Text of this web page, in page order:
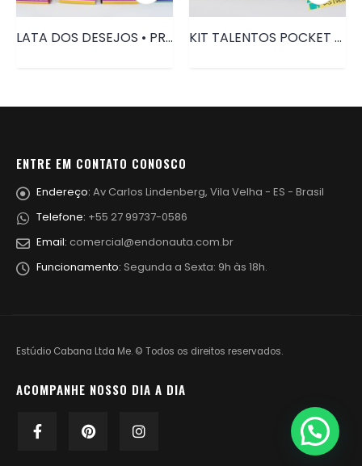
LATA DOS DESEJOS • PRD007 KIT TALENTOS POCKET • PRD005
ENTRE EM CONTATO CONOSCO
Endereço: Av Carlos Lindenberg, Vila Velha - ES - Brasil
Telefone: +55 27 99737-0586
Email: comercial@endonauta.com.br
Funcionamento: Segunda a Sexta: 9h às 18h.
Estúdio Cabana Ltda Me. © Todos os direitos reservados.
ACOMPANHE NOSSO DIA A DIA